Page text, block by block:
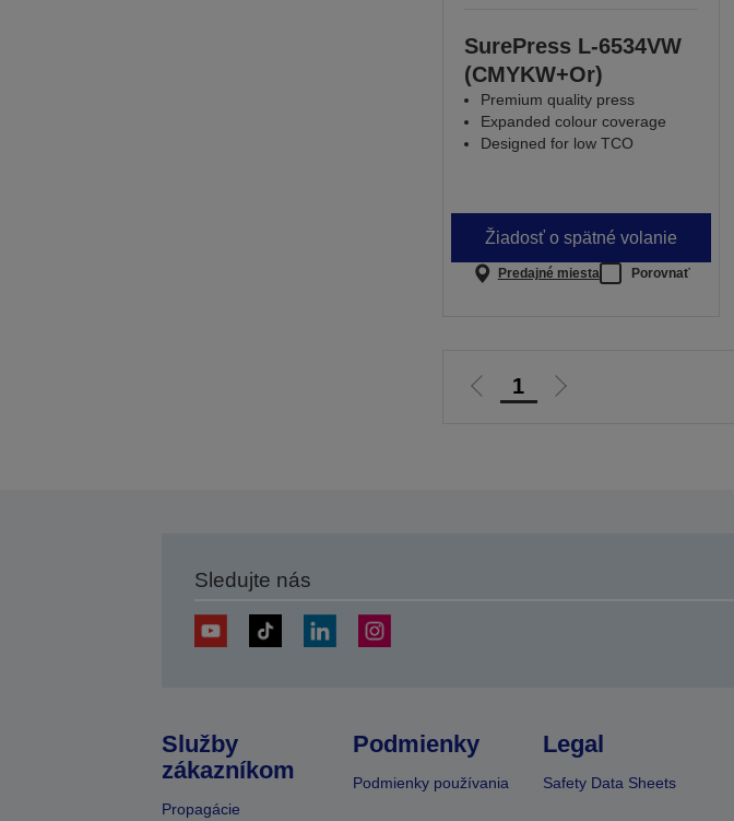
SurePress L-6534VW
(CMYKW+Or)
Premium quality press
Expanded colour coverage
Designed for low TCO
Žiadosť o spätné volanie
Predajné miesta Porovnať
Ísť 1
Ísť
Sledujte nás
Služby
zákazníkom
Propagácie
Podmienky
Podmienky používania
Legal
Safety Data Sheets